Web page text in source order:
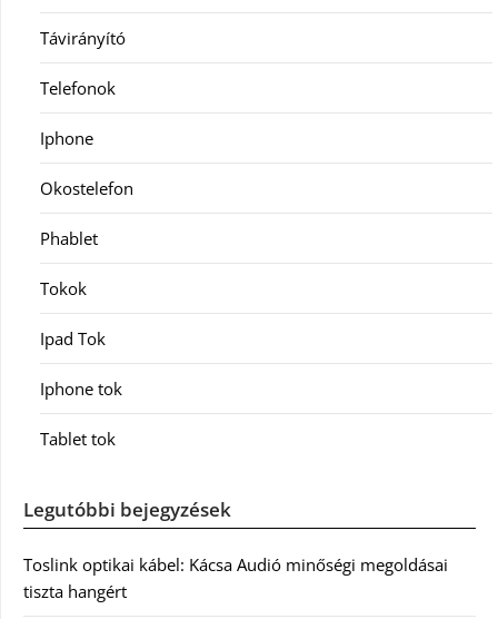
Távirányító
Telefonok
Iphone
Okostelefon
Phablet
Tokok
Ipad Tok
Iphone tok
Tablet tok
Legutóbbi bejegyzések
Toslink optikai kábel: Kácsa Audió minőségi megoldásai
tiszta hangért